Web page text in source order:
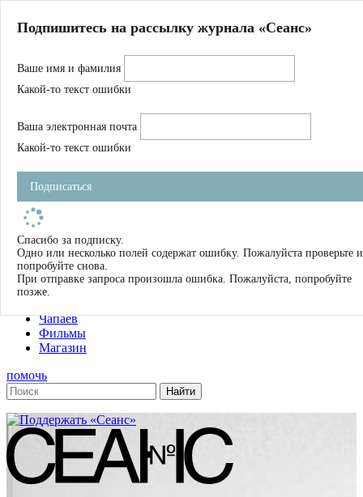
Магазин
Журнал
Школа
Устав
Фильмы
Имена
Тэги
О нас
Журнал
Книги
Чапаев
Фильмы
Магазин
помочь
Подпишитесь на рассылку журнала «Сеанс»
Ваше имя и фамилия
Какой-то текст ошибки
Ваша электронная почта
Какой-то текст ошибки
Подписаться
Спасибо за подписку.
Одно или несколько полей содержат ошибку. Пожалуйста проверьте и
попробуйте снова.
При отправке запроса произошла ошибка. Пожалуйста, попробуйте
позже.